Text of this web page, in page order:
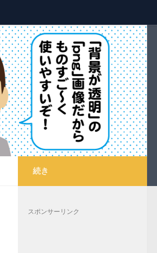
続き
スポンサーリンク